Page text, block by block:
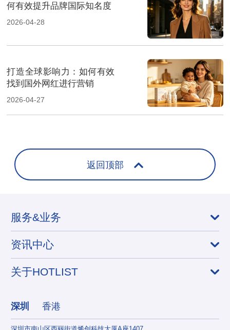
何有效提升品牌国际知名度
2026-04-28
打造全球影响力：如何有效
找到国外网红进行营销
2026-04-27
返回顶部
服务&业务
资讯中心
关于HOTLIST
深圳 香港